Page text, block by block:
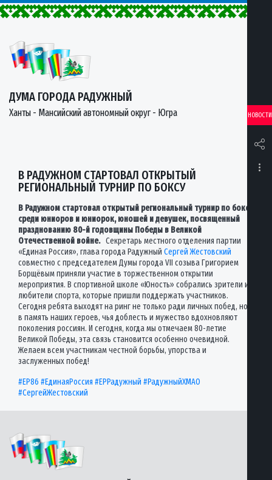
ДУМА ГОРОДА РАДУЖНЫЙ
Ханты - Мансийский автономный округ - Югра НОВОСТИ
В РАДУЖНОМ СТАРТОВАЛ ОТКРЫТЫЙ
РЕГИОНАЛЬНЫЙ ТУРНИР ПО БОКСУ
В Радужном стартовал открытый региональный турнир по боксу
среди юниоров и юниорок, юношей и девушек, посвященный
празднованию 80-й годовщины Победы в Великой
Отечественной войне.Секретарь местного отделения партии
«Единая Россия», глава города Радужный Сергей Жестовский
совместно с председателем Думы города VII созыва Григорием
Борщёвым приняли участие в торжественном открытии
мероприятия. В спортивной школе «Юность» собрались зрители и
любители спорта, которые пришли поддержать участников.
Сегодня ребята выходят на ринг не только ради личных побед, но и
в память наших героев, чья доблесть и мужество вдохновляют
поколения россиян. И сегодня, когда мы отмечаем 80-летие
Великой Победы, эта связь становится особенно очевидной.
Желаем всем участникам честной борьбы, упорства и
заслуженных побед!
#ЕР86 #ЕдинаяРоссия #ЕРРадужный #РадужныйХМАО
#СергейЖестовский